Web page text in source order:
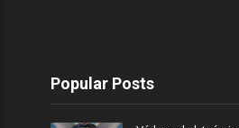
Popular Posts